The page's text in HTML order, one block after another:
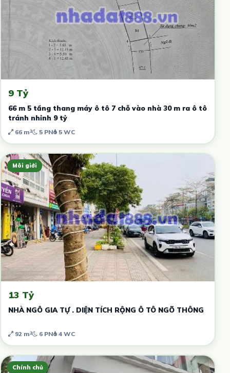
9 Tỷ
66 m 5 tầng thang máy ô tô 7 chỗ vào nhà 30 m ra ô tô
tránh nhỉnh 9 tỷ
66 m² 5 PN 5 WC
Môi giới
13 Tỷ
NHÀ NGÔ GIA TỰ . DIỆN TÍCH RỘNG Ô TÔ NGÕ THÔNG
92 m² 6 PN 4 WC
Chính chủ